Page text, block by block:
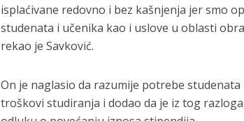
isplaćivane redovno i bez kašnjenja jer smo
studenata i učenika kao i uslove u oblasti
rekao je Savković.
On je naglasio da razumije potrebe
troškovi studiranja i dodao da je iz tog